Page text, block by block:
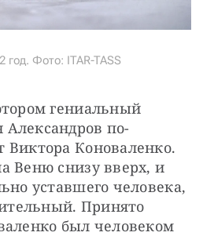
год. Фото: ITAR-TASS
гениальный
по-
Виктора Коноваленко.
Веню снизу вверх, и
уставшего человека,
Принято
был человеком